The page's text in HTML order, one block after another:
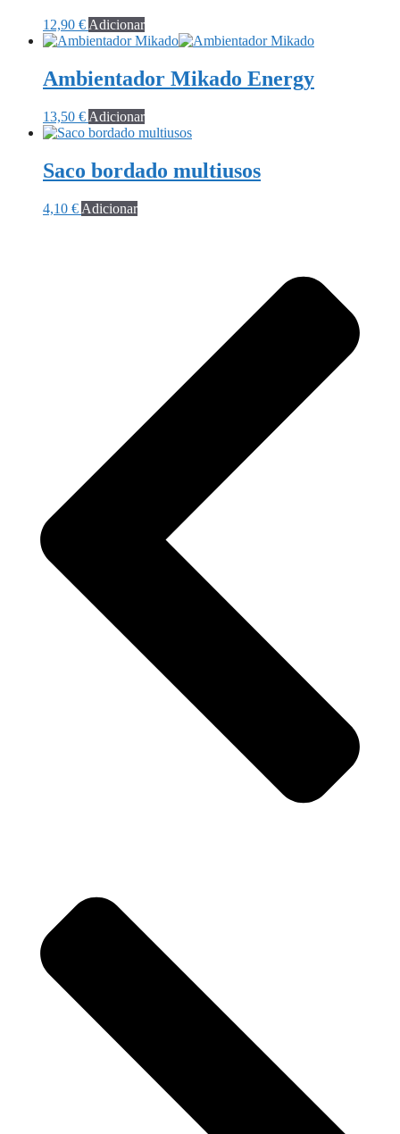
12,90 € Adicionar
Ambientador Mikado Energy
13,50 € Adicionar
Saco bordado multiusos
4,10 € Adicionar